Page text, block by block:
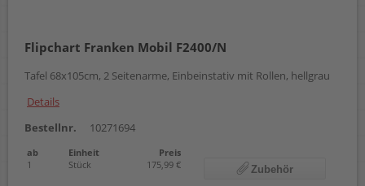
Flipchart Franken Mobil F2400/N
Tafel 68x105cm, 2 Seitenarme, Einbeinstativ mit Rollen, hellgrau
Details
Bestellnr.
10271694
ab Einheit
Preis
1
Stück 175,99 € Zubehör